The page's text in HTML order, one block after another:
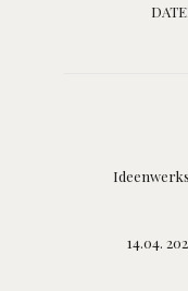
14.04.